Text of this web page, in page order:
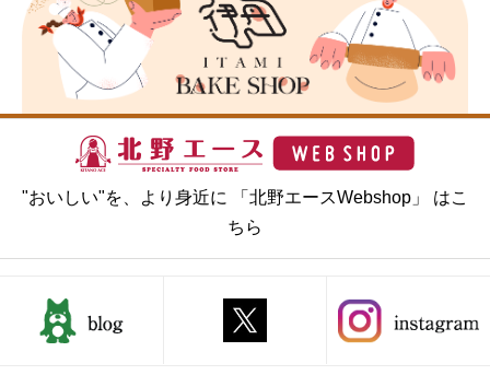
"おいしい"を、より身近に 「北野エースWebshop」 はこ
ちら